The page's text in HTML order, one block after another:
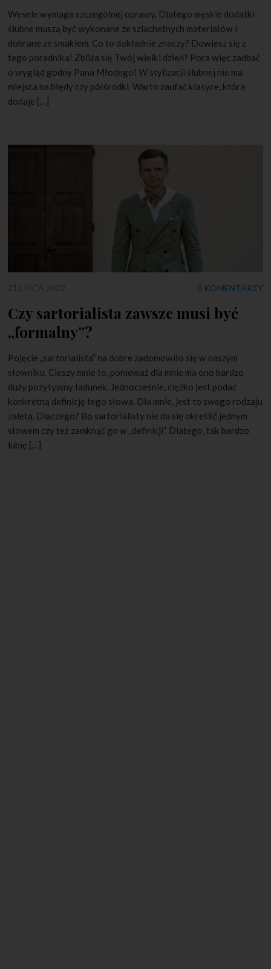
Wesele wymaga szczególnej oprawy. Dlatego męskie dodatki
ślubne muszą być wykonane ze szlachetnych materiałów i
dobrane ze smakiem. Co to dokładnie znaczy? Dowiesz się z
tego poradnika! Zbliża się Twój wielki dzień? Pora więc zadbać
o wygląd godny Pana Młodego! W stylizacji ślubnej nie ma
miejsca na błędy czy półśrodki. Warto zaufać klasyce, która
dodaje […]
0 KOMENTARZY
Czy sartorialista zawsze musi być
„formalny”?
Pojęcie „sartorialista” na dobre zadomowiło się w naszym
słowniku. Cieszy mnie to, ponieważ dla mnie ma ono bardzo
duży pozytywny ładunek. Jednocześnie, ciężko jest podać
konkretną definicję tego słowa. Dla mnie, jest to swego rodzaju
zaleta. Dlaczego? Bo sartorialisty nie da się określić jednym
słowem czy też zamknąć go w „definicji”. Dlatego, tak bardzo
lubię […]